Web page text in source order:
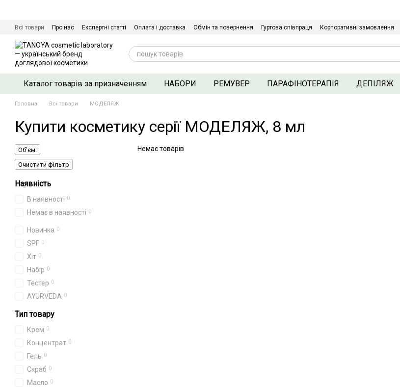
Всі товари Про нас Експертні статті Оплата і доставка Обмін та повернення Гуртова співпраця Корпоративні замовлення
Каталог товарів за призначенням НАБОРИ РЕМУВЕР ПАРАФІНОТЕРАПІЯ ДЕПІЛЯЖ
Головна Всі товари МОДЕЛЯЖ
Купити косметику серії МОДЕЛЯЖ, 8 мл
Немає товарів
Об’єм:
Очистити фільтр
Наявність
В наявності 0
Немає в наявності 0
Новинка 0
SPF 0
Хіт 0
Набір 0
Тестер 0
AYURVEDA 0
Тип товару
Крем 0
Концентрат 0
Гель 0
Скраб 0
Масло 0